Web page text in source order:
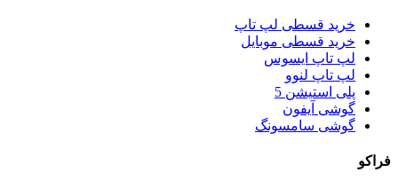
خرید قسطی لپ تاپ
خرید قسطی موبایل
لپ تاپ ایسوس
لپ تاپ لنوو
پلی استیشن 5
گوشی آیفون
گوشی سامسونگ
فراکو